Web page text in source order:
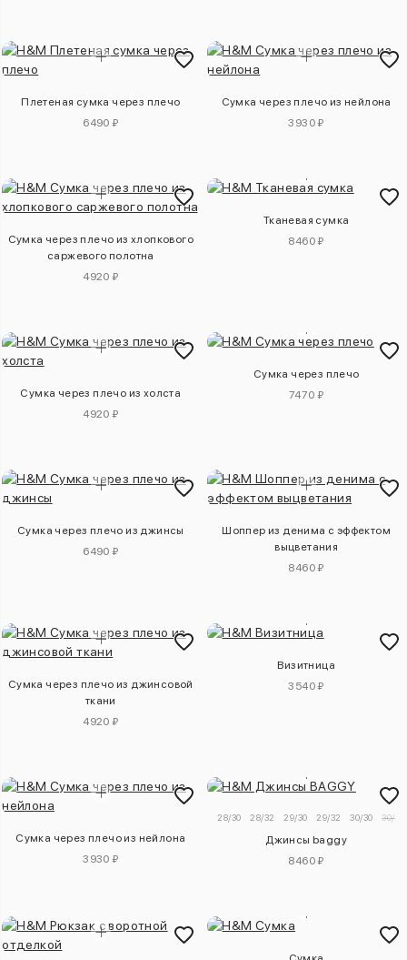
Плетеная сумка через плечо
6490 ₽
Сумка через плечо из нейлона
3930 ₽
Сумка через плечо из хлопкового
саржевого полотна
4920 ₽
Тканевая сумка
8460 ₽
Сумка через плечо из холста
4920 ₽
Сумка через плечо
7470 ₽
Сумка через плечо из джинсы
6490 ₽
Шоппер из денима с эффектом
выцветания
8460 ₽
Сумка через плечо из джинсовой
ткани
4920 ₽
Визитница
3540 ₽
Сумка через плечо из нейлона
3930 ₽
28/30 28/32 29/30 29/32 30/30 30/32
Джинсы baggy
8460 ₽